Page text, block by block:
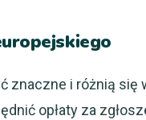
znaczne i różnią się
opłaty za